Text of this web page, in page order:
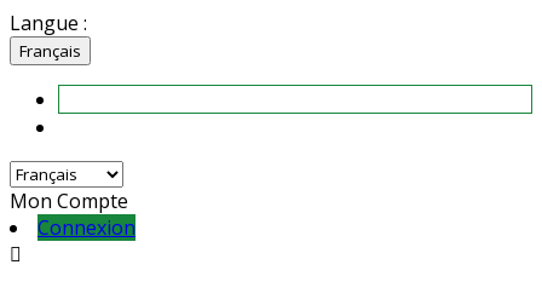
Langue :
Français
Mon Compte
Connexion
